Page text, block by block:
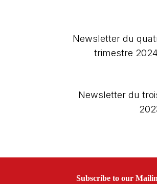
Newsletter du
trimestre 2024
Newsletter du
Subscribe to our